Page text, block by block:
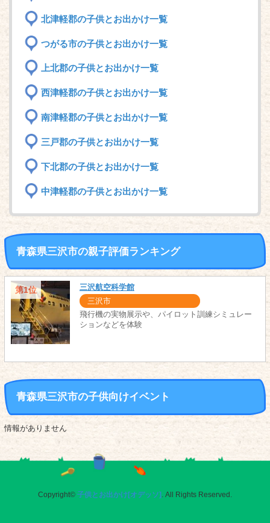
北津軽郡の子供とお出かけ一覧
つがる市の子供とお出かけ一覧
上北郡の子供とお出かけ一覧
西津軽郡の子供とお出かけ一覧
南津軽郡の子供とお出かけ一覧
三戸郡の子供とお出かけ一覧
下北郡の子供とお出かけ一覧
中津軽郡の子供とお出かけ一覧
青森県三沢市の親子評価ランキング
第1位 三沢航空科学館
三沢市
飛行機の実物展示や、パイロット訓練シミュレー
ションなどを体験
青森県三沢市の子供向けイベント
情報がありません
Copyright© 子供とお出かけ[オデッソ] . All Rights Reserved.